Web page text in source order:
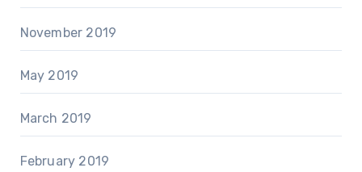
November 2019
May 2019
March 2019
February 2019